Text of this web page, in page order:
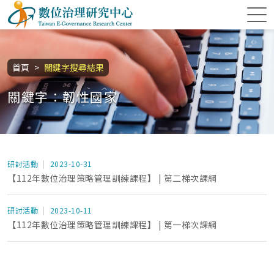
跳到主要內容區塊
數位治理研究中心
首頁 關鍵字搜尋結果
:::
關鍵字：韌性國家
研討活動 2023-10-31
【112年數位治理策略管理訓練課程】 | 第二梯次課綱
研討活動 2023-10-11
【112年數位治理策略管理訓練課程】 | 第一梯次課綱